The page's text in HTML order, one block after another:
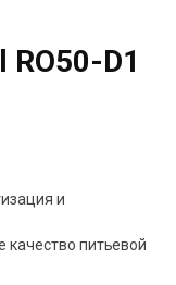
D1
и
питьевой